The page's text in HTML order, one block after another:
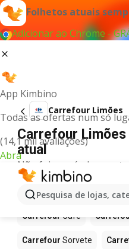
Folhetos atuais
Adicionar ao Chrome -
App Kimbino
Todas as ofertas num só
(14,1 mil avaliações)
Abra
Pesquisa de lojas,
Carrefour Limões
Carrefour
atual
Não foi possível
para este termo.
Mais produtos
Carrefour Café
Carrefour Sorvete